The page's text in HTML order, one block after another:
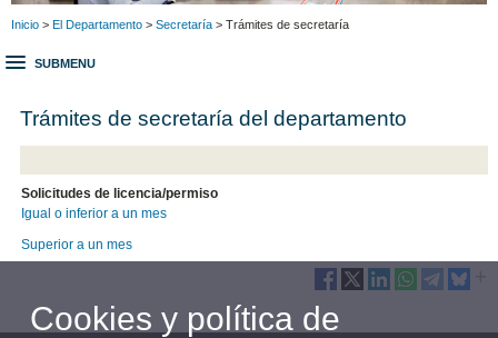
Inicio > El Departamento > Secretaría > Trámites de secretaría
SUBMENU
Trámites de secretaría del departamento
Solicitudes de licencia/permiso
Igual o inferior a un mes
Superior a un mes
Cookies y política de